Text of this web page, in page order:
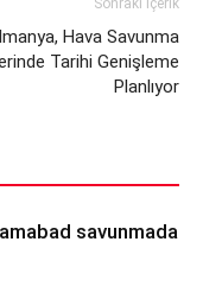
Hava Savunma
Tarihi Genişleme
Planlıyor
savunmada